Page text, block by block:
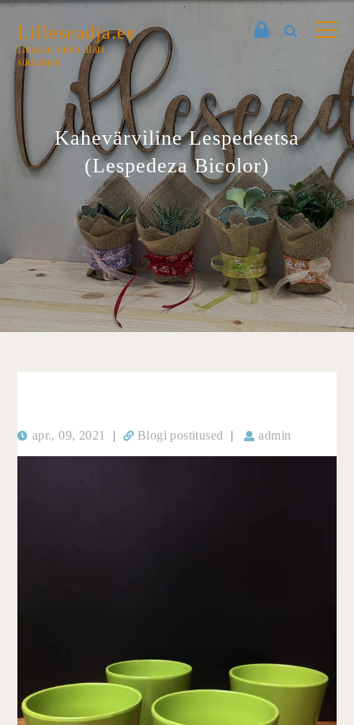
Lilleseadja.ee
Ilusaim tuleb alati
südamest
Kahevärviline Lespedeetsa
(Lespedeza Bicolor)
apr., 09, 2021 | Blogi postitused | admin